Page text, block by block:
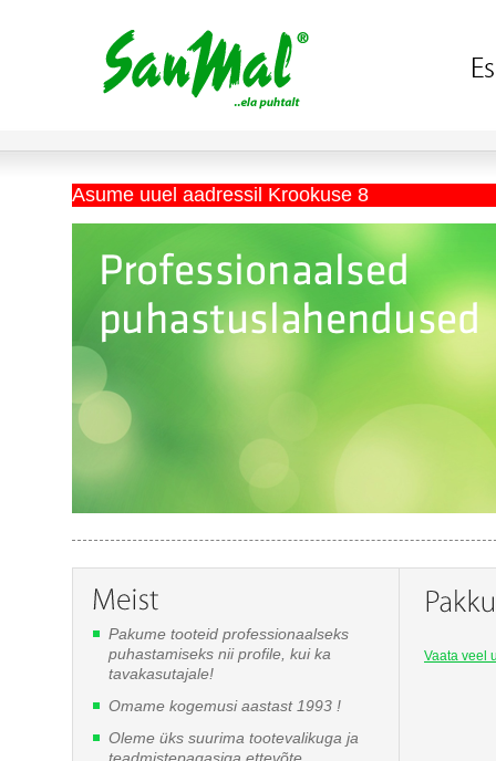
Asume uuel aadressil Krookuse 8
Vaata veel
Pakume tooteid professionaalseks
puhastamiseks nii profile, kui ka
tavakasutajale!
Omame kogemusi aastast 1993 !
Oleme üks suurima tootevalikuga ja